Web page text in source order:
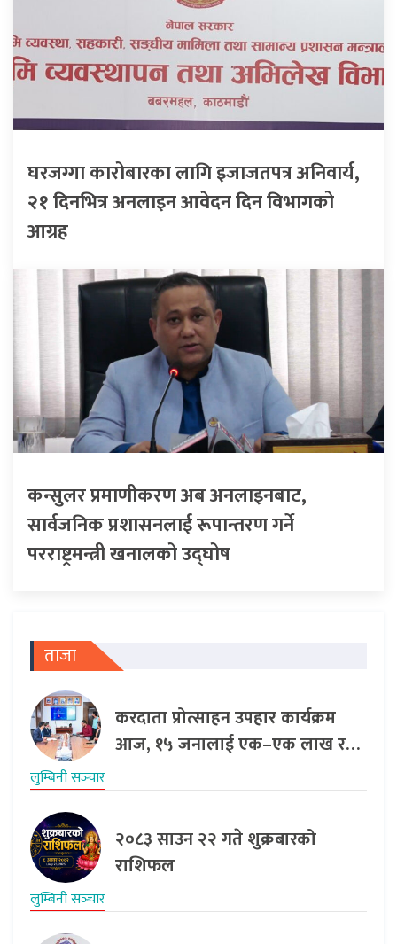
घरजग्गा कारोबारका लागि इजाजतपत्र अनिवार्य,
२१ दिनभित्र अनलाइन आवेदन दिन विभागको
आग्रह
कन्सुलर प्रमाणीकरण अब अनलाइनबाट,
सार्वजनिक प्रशासनलाई रूपान्तरण गर्ने
परराष्ट्रमन्त्री खनालको उद्घोष
ताजा
करदाता प्रोत्साहन उपहार कार्यक्रम
आज, १५ जनालाई एक–एक लाख र…
लुम्बिनी सञ्‍चार
२०८३ साउन २२ गते शुक्रबारको
राशिफल
लुम्बिनी सञ्‍चार